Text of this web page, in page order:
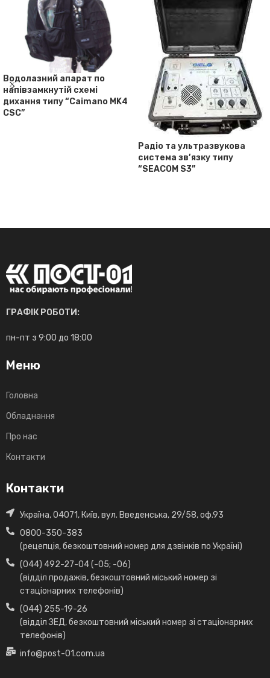
Водолазний апарат по
напівзамкнутій схемі
дихання типу “Caimano MK4
CSC”
Радіо та ультразвукова
система зв’язку типу
“SEACOM S3”
ГРАФІК РОБОТИ:
пн-пт з 9:00 до 18:00
Меню
Головна
Обладнання
Про нас
Контакти
Контакти
Україна, 04071, Київ, вул. Введенська, 29/58, оф.93
0800-350-383
(рецепція, безкоштовний номер для дзвінків по Україні)
(044) 492-27-04 (-05; -06)
(відділ продажів, безкоштовний міський номер зі
стаціонарних телефонів)
(044) 255-19-26
(відділ ЗЕД, безкоштовний міський номер зі стаціонарних
телефонів)
info@post-01.com.ua